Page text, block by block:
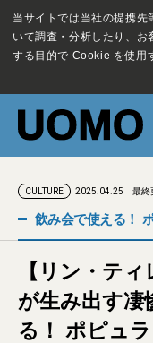
当サイトでは当社の提携先
いて調査・分析したり、
する目的で Cookie を使用
CULTURE 2025.04.25 最終
飲み会で使える！
【リン・テ
が生み出す凄
る！ ポピュラ